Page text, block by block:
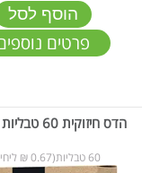
הוסף לסל
פרטים
הדס חיזוקית 60 טבליות Hadas
60 טבליות(0.67 ₪ ליחידה)